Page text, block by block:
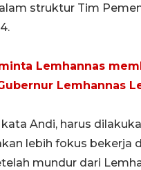
struktur Tim
Lemhannas
Lemhannas
Andi, harus
lebih fokus bekerja
mundur dari